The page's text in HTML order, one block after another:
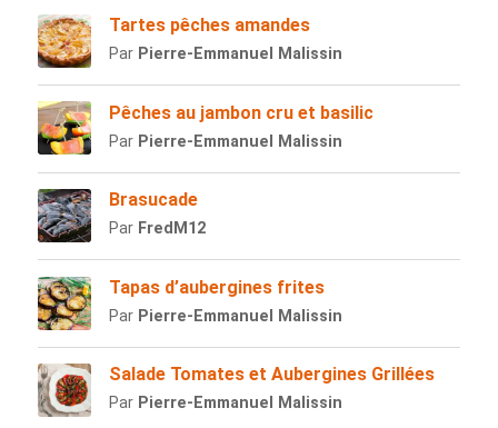
Tartes pêches amandes
Par Pierre-Emmanuel Malissin
Pêches au jambon cru et basilic
Par Pierre-Emmanuel Malissin
Brasucade
Par FredM12
Tapas d’aubergines frites
Par Pierre-Emmanuel Malissin
Salade Tomates et Aubergines Grillées
Par Pierre-Emmanuel Malissin